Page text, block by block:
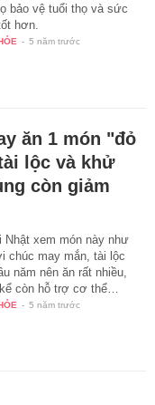
bảo vệ tuổi thọ và sức
hơn.
- 5 năm trước
ăn 1 món "đỏ
lộc và khử
còn giảm
Nhật xem món này như
chúc may mắn, tài lộc
năm nên ăn rất nhiều,
còn hỗ trợ cơ thể…
- 5 năm trước